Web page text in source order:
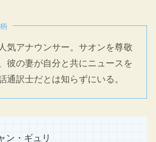
気アナウンサー。サオンを尊敬
彼の妻が自分と共にニュースを
通訳士だとは知らずにいる。
ン・ギュリ